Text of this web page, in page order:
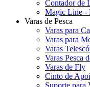
Contador de
Magic Line -
Varas de Pesca
Varas para
Varas para
Varas
Varas Pesca
Varas de Fly
Cinto de
Suporte para